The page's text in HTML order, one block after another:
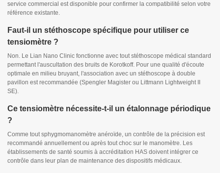
service commercial est disponible pour confirmer la compatibilité selon votre
référence existante.
Faut-il un stéthoscope spécifique pour utiliser ce
tensiomètre ?
Non. Le Lian Nano Clinic fonctionne avec tout stéthoscope médical standard
permettant l'auscultation des bruits de Korotkoff. Pour une qualité d'écoute
optimale en milieu bruyant, l'association avec un stéthoscope à double
pavillon est recommandée (Spengler Magister ou Littmann Lightweight II
SE).
Ce tensiomètre nécessite-t-il un étalonnage périodique
?
Comme tout sphygmomanomètre anéroïde, un contrôle de la précision est
recommandé annuellement ou après tout choc sur le manomètre. Les
établissements de santé soumis à accréditation HAS doivent intégrer ce
contrôle dans leur plan de maintenance des dispositifs médicaux.